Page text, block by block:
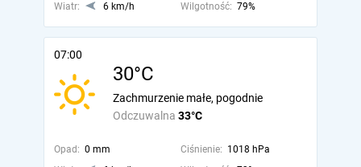
Wiatr:
6 km/h Wilgotność: 79%
07:00
30°C
Odczuwalna 33°C
Zachmurzenie małe, pogodnie
Opad: 0 mm Ciśnienie: 1018 hPa